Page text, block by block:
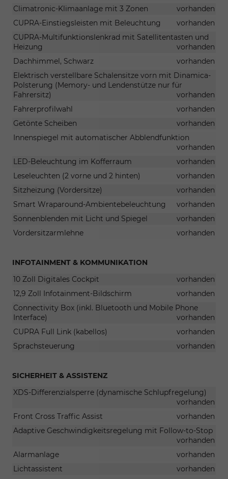
Climatronic-Klimaanlage mit 3 Zonen
vorhanden
CUPRA-Einstiegsleisten mit Beleuchtung
vorhanden
CUPRA-Multifunktionslenkrad mit Satellitentasten und
Heizung
vorhanden
Dachhimmel, Schwarz
vorhanden
Elektrisch verstellbare Schalensitze vorn mit Dinamica-
Polsterung (Memory- und Lendenstütze nur für
Fahrersitz)
vorhanden
Fahrerprofilwahl
vorhanden
Getönte Scheiben
vorhanden
Innenspiegel mit automatischer Abblendfunktion
vorhanden
LED-Beleuchtung im Kofferraum
vorhanden
Leseleuchten (2 vorne und 2 hinten)
vorhanden
Sitzheizung (Vordersitze)
vorhanden
Smart Wraparound-Ambientebeleuchtung
vorhanden
Sonnenblenden mit Licht und Spiegel
vorhanden
Vordersitzarmlehne
vorhanden
INFOTAINMENT & KOMMUNIKATION
10 Zoll Digitales Cockpit
vorhanden
12,9 Zoll Infotainment-Bildschirm
vorhanden
Connectivity Box (inkl. Bluetooth und Mobile Phone
Interface)
vorhanden
CUPRA Full Link (kabellos)
vorhanden
Sprachsteuerung
vorhanden
SICHERHEIT & ASSISTENZ
XDS-Differenzialsperre (dynamische Schlupfregelung)
vorhanden
Front Cross Traffic Assist
vorhanden
Adaptive Geschwindigkeitsregelung mit Follow-to-Stop
vorhanden
Alarmanlage
vorhanden
Lichtassistent
vorhanden